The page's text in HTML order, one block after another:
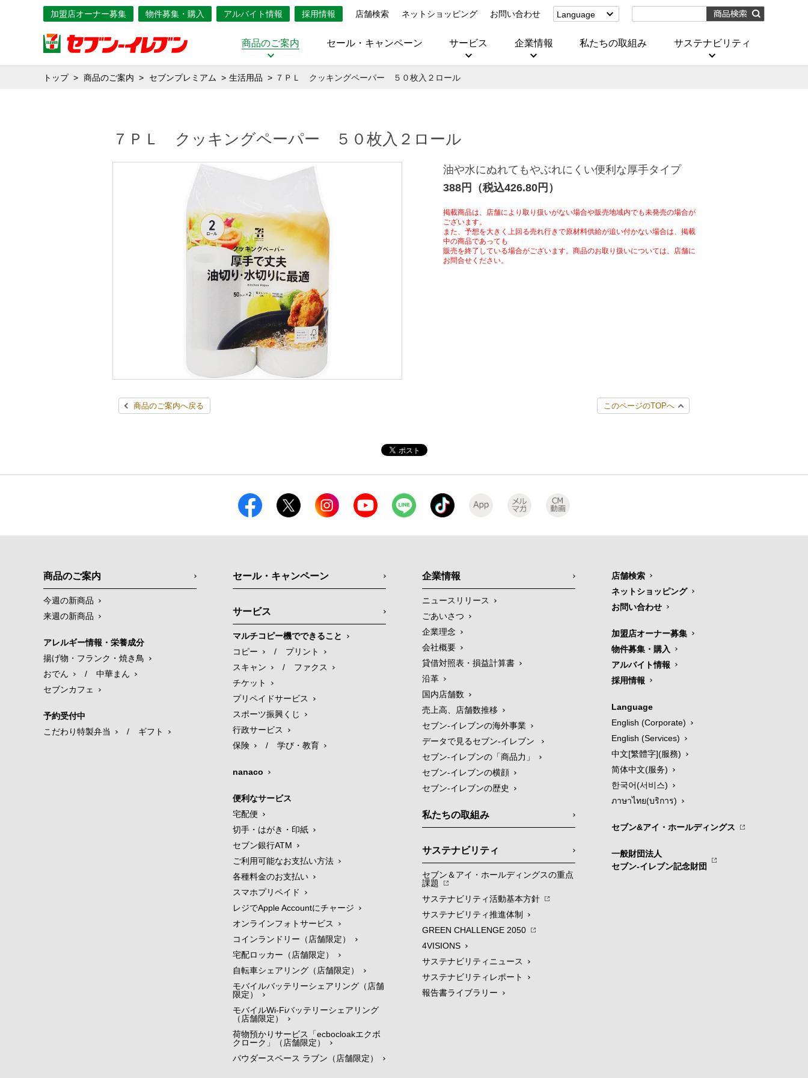
加盟店オーナー募集 物件募集・購入 アルバイト情報 採用情報 店舗検索 ネットショッピング お問い合わせ
Language
(Corporate)
商品のご案内 セール・キャンペーン サービス 企業情報 私たちの取組み サステナビリティ
トップ 商品のご案内 セブンプレミアム 生活用品 ７ＰＬ クッキングペーパー ５０枚入２ロール
７ＰＬ クッキングペーパー ５０枚入２ロール
油や水にぬれてもやぶれにくい便利な厚手タイプ
388円（税込426.80円）
掲載商品は、店舗により取り扱いがない場合や販売地域内でも未発売の場合が
ございます。
また、予想を大きく上回る売れ行きで原材料供給が追い付かない場合は、掲載
中の商品であっても
販売を終了している場合がございます。商品のお取り扱いについては、店舗に
お問合せください。
商品のご案内へ戻る このページのTOPへ
商品のご案内
今週の新商品
来週の新商品
アレルギー情報・栄養成分
揚げ物・フランク・焼き鳥
おでん
/
中華まん
セブンカフェ
予約受付中
こだわり特製弁当
/ ギフト
セール・キャンペーン
サービス
マルチコピー機でできること
コピー
/
プリント
スキャン
/
ファクス
チケット
プリペイドサービス
スポーツ振興くじ
行政サービス
保険
/ 学び・教育
nanaco
便利なサービス
宅配便
切手・はがき・印紙
セブン銀行ATM
ご利用可能なお支払い方法
各種料金のお支払い
スマホプリペイド
レジでApple Accountにチャージ
オンラインフォトサービス
コインランドリー（店舗限定）
宅配ロッカー（店舗限定）
自転車シェアリング（店舗限定）
モバイルバッテリーシェアリング（店舗
限定）
モバイルWi-Fiバッテリーシェアリング
（店舗限定）
荷物預かりサービス「ecbocloakエクボ
クローク」（店舗限定）
パウダースペース ラブン（店舗限定）
企業情報
ニュースリリース
ごあいさつ
企業理念
会社概要
貸借対照表・損益計算書
沿革
国内店舗数
売上高、店舗数推移
セブン‐イレブンの海外事業
データで見るセブン‐イレブン
セブン‐イレブンの「商品力」
セブン-イレブンの横顔
セブン-イレブンの歴史
私たちの取組み
サステナビリティ
セブン＆アイ・ホールディングスの重点
課題
サステナビリティ活動基本方針
サステナビリティ推進体制
GREEN CHALLENGE 2050
4VISIONS
サステナビリティニュース
サステナビリティレポート
報告書ライブラリー
店舗検索
ネットショッピング
お問い合わせ
加盟店オーナー募集
物件募集・購入
アルバイト情報
採用情報
Language
English (Corporate)
English (Services)
中文[繁體字](服務)
简体中文(服务)
한국어(서비스)
ภาษาไทย(บริการ)
セブン&アイ・ホールディングス
一般財団法人
セブン-イレブン記念財団